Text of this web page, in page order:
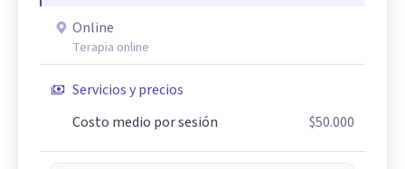
Online
Terapia online
Servicios y precios
Costo medio por sesión
$50.000